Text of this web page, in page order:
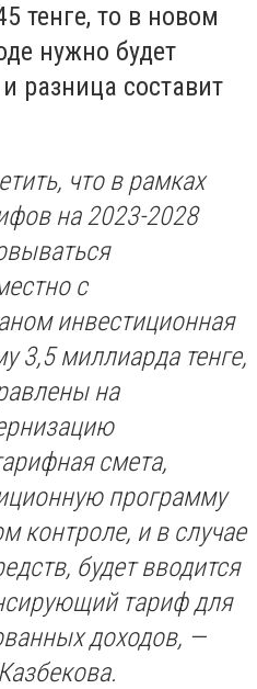
тенге, то в новом
нужно будет
разница составит
что в рамках
на 2023-2028
с
инвестиционная
3,5 миллиарда тенге,
на
смета,
программу
контроле, и в случае
будет вводится
тариф для
доходов, —